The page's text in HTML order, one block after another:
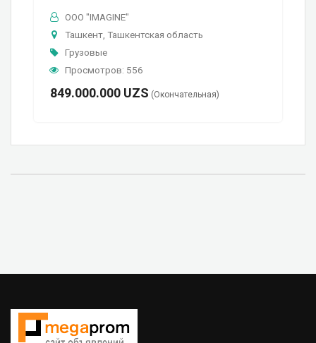
OOO "IMAGINE"
Ташкент, Ташкентская область
Грузовые
Просмотров: 556
849.000.000 UZS (Окончательная)